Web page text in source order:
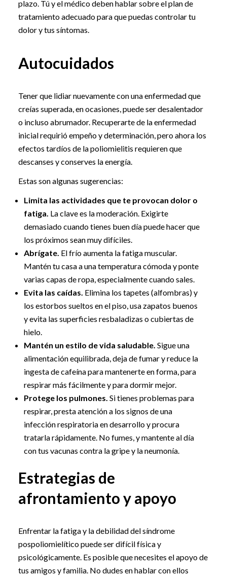
plazo. Tú y el médico deben hablar sobre el plan de
tratamiento adecuado para que puedas controlar tu
dolor y tus síntomas.
Autocuidados
Tener que lidiar nuevamente con una enfermedad que
creías superada, en ocasiones, puede ser desalentador
o incluso abrumador. Recuperarte de la enfermedad
inicial requirió empeño y determinación, pero ahora los
efectos tardíos de la poliomielitis requieren que
descanses y conserves la energía.
Estas son algunas sugerencias:
Limita las actividades que te provocan dolor o
fatiga. La clave es la moderación. Exigirte
demasiado cuando tienes buen día puede hacer que
los próximos sean muy difíciles.
Abrígate. El frío aumenta la fatiga muscular.
Mantén tu casa a una temperatura cómoda y ponte
varias capas de ropa, especialmente cuando sales.
Evita las caídas. Elimina los tapetes (alfombras) y
los estorbos sueltos en el piso, usa zapatos buenos
y evita las superficies resbaladizas o cubiertas de
hielo.
Mantén un estilo de vida saludable. Sigue una
alimentación equilibrada, deja de fumar y reduce la
ingesta de cafeína para mantenerte en forma, para
respirar más fácilmente y para dormir mejor.
Protege los pulmones. Si tienes problemas para
respirar, presta atención a los signos de una
infección respiratoria en desarrollo y procura
tratarla rápidamente. No fumes, y mantente al día
con tus vacunas contra la gripe y la neumonía.
Estrategias de
afrontamiento y apoyo
Enfrentar la fatiga y la debilidad del síndrome
pospoliomielítico puede ser difícil física y
psicológicamente. Es posible que necesites el apoyo de
tus amigos y familia. No dudes en hablar con ellos